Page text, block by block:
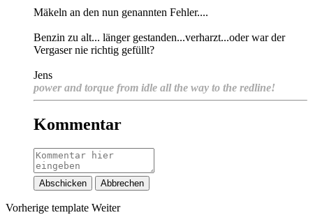
Mäkeln an den nun genannten Fehler....
Benzin zu alt... länger gestanden...verharzt...oder war der
Vergaser nie richtig gefüllt?
Jens
power and torque from idle all the way to the redline!
Kommentar
Abschicken Abbrechen
Vorherige template Weiter